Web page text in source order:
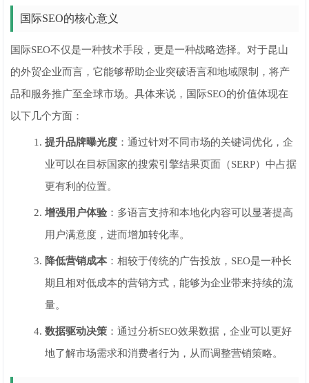
国际SEO的核心意义
国际SEO不仅是一种技术手段，更是一种战略选择。对于昆山
的外贸企业而言，它能够帮助企业突破语言和地域限制，将产
品和服务推广至全球市场。具体来说，国际SEO的价值体现在
以下几个方面：
提升品牌曝光度 ：通过针对不同市场的关键词优化，企
业可以在目标国家的搜索引擎结果页面（SERP）中占据
更有利的位置。
增强用户体验：多语言支持和本地化内容可以显著提高
用户满意度，进而增加转化率。
降低营销成本 ：相较于传统的广告投放，SEO是一种长
期且相对低成本的营销方式，能够为企业带来持续的流
量。
数据驱动决策 ：通过分析SEO效果数据，企业可以更好
地了解市场需求和消费者行为，从而调整营销策略。